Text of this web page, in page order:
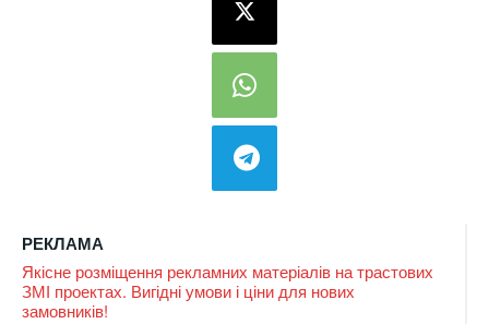
РЕКЛАМА
Якісне розміщення рекламних матеріалів на трастових
ЗМІ проектах. Вигідні умови і ціни для нових
замовників!